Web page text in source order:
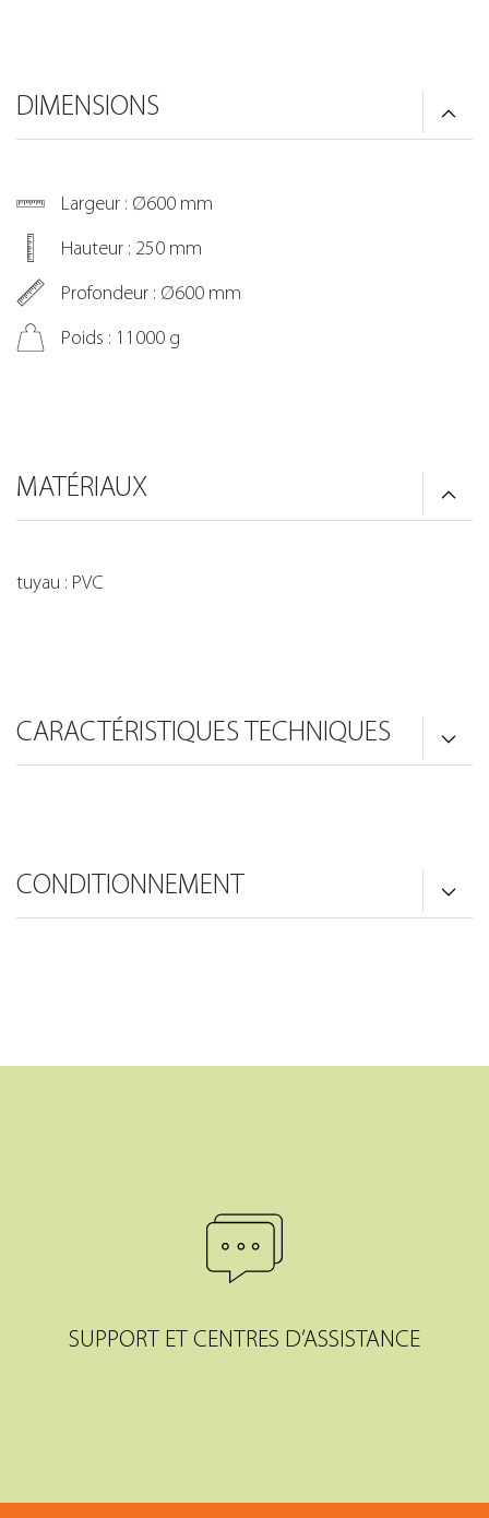
DIMENSIONS
Largeur : Ø600 mm
Hauteur : 250 mm
Profondeur : Ø600 mm
Poids : 11000 g
MATÉRIAUX
tuyau : PVC
CARACTÉRISTIQUES TECHNIQUES
CONDITIONNEMENT
SUPPORT ET CENTRES D’ASSISTANCE